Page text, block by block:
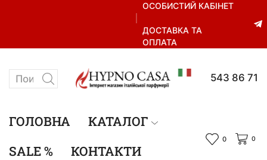
ОСОБИСТИЙ КАБІНЕТ
ДОСТАВКА ТА
ОПЛАТА
+38 067 543 86 71
ГОЛОВНА
КАТАЛОГ
SALE %
КОНТАКТИ
0 0